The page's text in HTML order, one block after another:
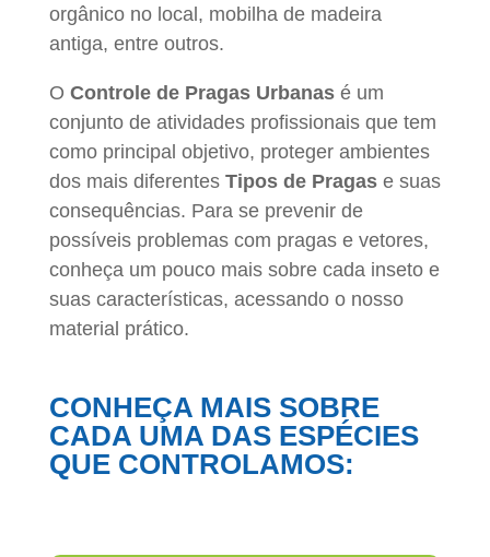
orgânico no local, mobilha de madeira
antiga, entre outros.
O Controle de Pragas Urbanas é um
conjunto de atividades profissionais que tem
como principal objetivo, proteger ambientes
dos mais diferentes Tipos de Pragase suas
consequências. Para se prevenir de
possíveis problemas com pragas e vetores,
conheça um pouco mais sobre cada inseto e
suas características, acessando o nosso
material prático.
CONHEÇA MAIS SOBRE
CADA UMA DAS ESPÉCIES
QUE CONTROLAMOS: